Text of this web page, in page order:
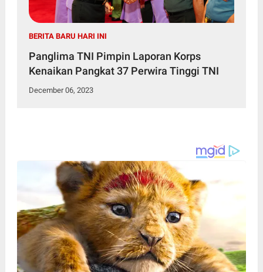
BERITA BARU HARI INI
Panglima TNI Pimpin Laporan Korps
Kenaikan Pangkat 37 Perwira Tinggi TNI
December 06, 2023